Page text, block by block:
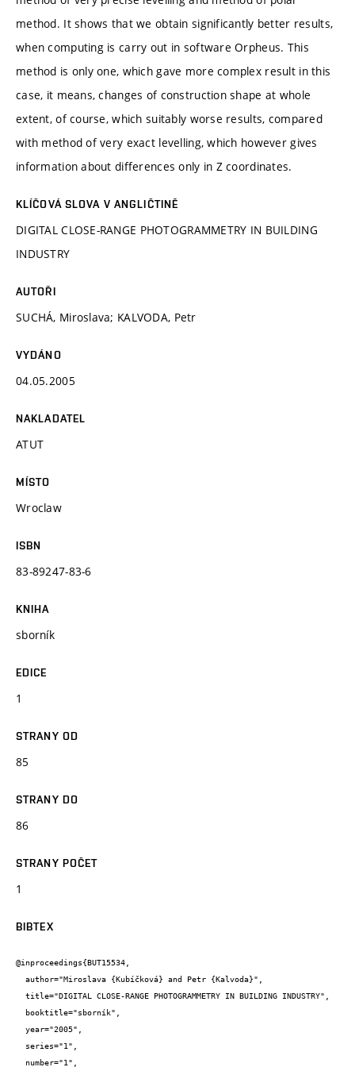
method. It shows that we obtain significantly better results,
when computing is carry out in software Orpheus. This
method is only one, which gave more complex result in this
case, it means, changes of construction shape at whole
extent, of course, which suitably worse results, compared
with method of very exact levelling, which however gives
information about differences only in Z coordinates.
KLÍČOVÁ SLOVA V ANGLIČTINĚ
DIGITAL CLOSE-RANGE PHOTOGRAMMETRY IN BUILDING
INDUSTRY
AUTOŘI
SUCHÁ, Miroslava; KALVODA, Petr
VYDÁNO
04.05.2005
NAKLADATEL
ATUT
MÍSTO
Wroclaw
ISBN
83-89247-83-6
KNIHA
sborník
EDICE
1
STRANY OD
85
STRANY DO
86
STRANY POČET
1
BIBTEX
@inproceedings{BUT15534,